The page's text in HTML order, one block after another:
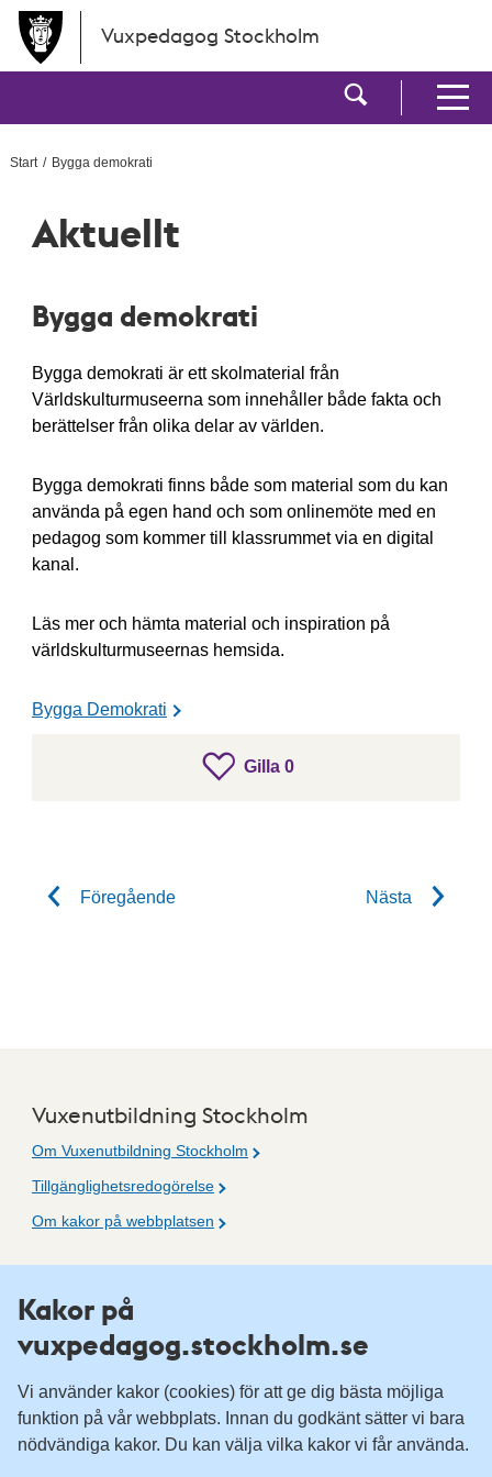
Hoppa till huvudinnehållet
Vuxpedagog Stockholm
Visa
Visa
Start Bygga demokrati
Aktuellt
Bygga demokrati
Gilla 0gillar inlägget
Bygga demokrati är ett skolmaterial från
Världskulturmuseerna som innehåller både fakta och
berättelser från olika delar av världen.
Bygga demokrati finns både som material som du kan
använda på egen hand och som onlinemöte med en
pedagog som kommer till klassrummet via en digital
kanal.
Läs mer och hämta material och inspiration på
världskulturmuseernas hemsida.
Bygga Demokrati
Föregående Nästa
Vuxenutbildning Stockholm
Om Vuxenutbildning Stockholm
Tillgänglighetsredogörelse
Om kakor på webbplatsen
Fler resurser
Vuxenutbildning Stockholm
Information för leverantörsskolor
Kakor på
vuxpedagog.stockholm.se
Vi använder kakor (cookies) för att ge dig bästa möjliga
funktion på vår webbplats. Innan du godkänt sätter vi bara
nödvändiga kakor. Du kan välja vilka kakor vi får använda.